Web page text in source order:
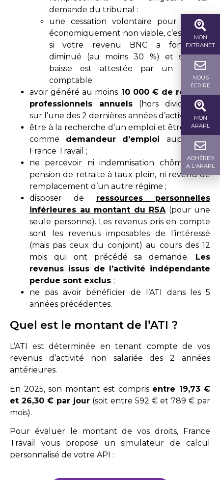
demande du tribunal :
une cessation volontaire pour activité
économiquement non viable, c’est-à-dire
si votre revenu BNC a fortement
diminué (au moins 30 %) et si cette
baisse est attestée par un expert-
comptable ;
avoir généré au moins 10 000 € de revenus
professionnels annuels (hors dividendes)
sur l’une des 2 dernières années d’activité ;
être à la recherche d’un emploi et être inscrit
comme demandeur d’emploi auprès de
France Travail ;
ne percevoir ni indemnisation chômage, ni
pension de retraite à taux plein, ni revenu de
remplacement d’un autre régime ;
disposer de ressources personnelles
inférieures au montant du RSA (pour une
seule personne). Les revenus pris en compte
sont les revenus imposables de l’intéressé
(mais pas ceux du conjoint) au cours des 12
mois qui ont précédé sa demande.
Les
revenus issus de l’activité indépendante
perdue sont exclus ;
ne pas avoir bénéficier de l’ATI dans les 5
années précédentes.
Quel est le montant de l’ATI ?
L’ATI est déterminée en tenant compte de vos
revenus d’activité non salariée des 2 années
antérieures.
En 2025, son montant est compris entre 19,73 €
et 26,30 € par jour (soit entre 592 € et 789 € par
mois).
Pour évaluer le montant de vos droits, France
Travail vous propose un simulateur de calcul
personnalisé de votre API :
MON
EXTRANET
NOUS
ÉCRIRE
MON
ARAPL
ADHÉRER
A L'ARAPL